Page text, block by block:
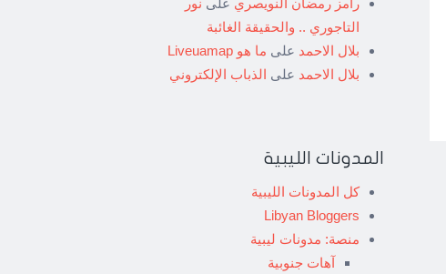
رامز رمضان النويصري على نور
التاجوري .. والحقيقة الغائبة
بلال الاحمد على ما هو Liveuamap
بلال الاحمد على الذباب الإلكتروني
المدونات الليبية
كل المدونات الليبية
Libyan Bloggers
منصة: مدونات ليبية
آهات جنوبية